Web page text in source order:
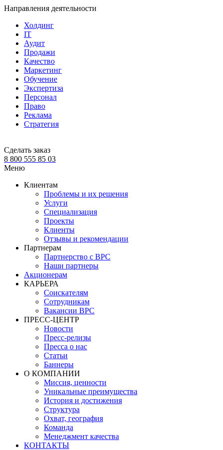
Направления деятельности
Холдинг
IT
Аудит
Продажи
Качество
Маркетинг
Обучение
Экспертиза
Персонал
Право
Реклама
Стратегия
Сделать заказ
8 800 555 85 03
Меню
Клиентам
Проблемы и их решения
Услуги
Специализация
Проекты
Клиенты
Отзывы и рекомендации
Партнерам
Партнерство с BPC
Наши партнеры
Акционерам
КАРЬЕРА
Соискателям
Сотрудникам
Вакансии BPC
ПРЕСС-ЦЕНТР
Новости
Пресс-релизы
Пресса о нас
Статьи
Баннеры
О КОМПАНИИ
Миссия, ценности
Уникальные преимущества
История и достижения
Структура
Охват, география
Команда
Менеджмент качества
КОНТАКТЫ